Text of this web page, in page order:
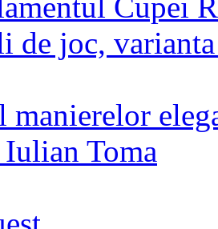
de joc,
manierelor
Toma